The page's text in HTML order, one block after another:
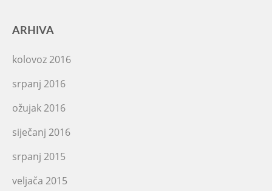
ARHIVA
kolovoz 2016
srpanj 2016
ožujak 2016
siječanj 2016
srpanj 2015
veljača 2015